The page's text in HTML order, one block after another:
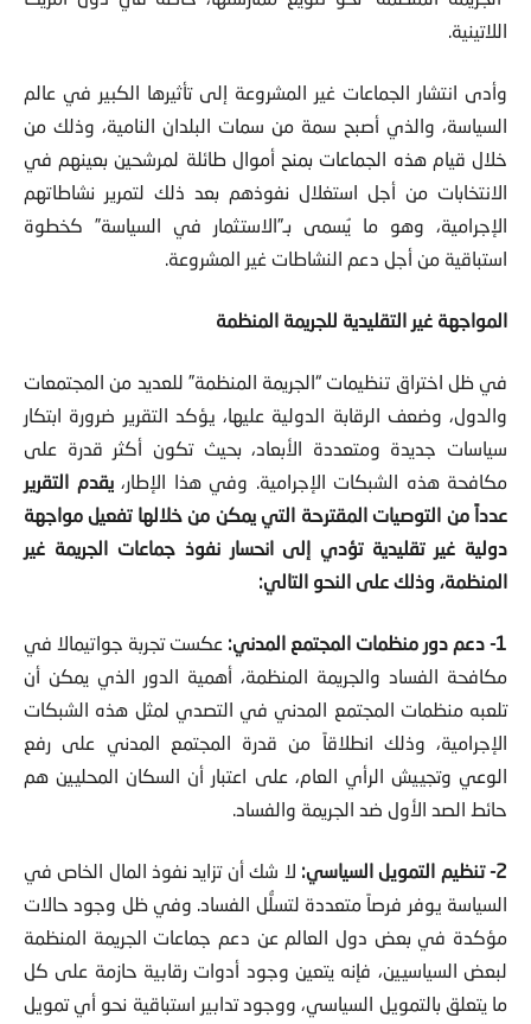
اللاتينية.
وأدى انتشار الجماعات غير المشروعة إلى تأثيرها الكبير في عالم
السياسة، والذي أصبح سمة من سمات البلدان النامية، وذلك من
خلال قيام هذه الجماعات بمنح أموال طائلة لمرشحين بعينهم في
الانتخابات من أجل استغلال نفوذهم بعد ذلك لتمرير نشاطاتهم
الإجرامية، وهو ما يُسمى بـ”الاستثمار في السياسة” كخطوة
استباقية من أجل دعم النشاطات غير المشروعة.
المواجهة غير التقليدية للجريمة المنظمة
في ظل اختراق تنظيمات “الجريمة المنظمة” للعديد من المجتمعات
والدول، وضعف الرقابة الدولية عليها، يؤكد التقرير ضرورة ابتكار
سياسات جديدة ومتعددة الأبعاد، بحيث تكون أكثر قدرة على
مكافحة هذه الشبكات الإجرامية. وفي هذا الإطار،يقدم التقرير
عدداً من التوصيات المقترحة التي يمكن من خلالها تفعيل مواجهة
دولية غير تقليدية تؤدي إلى انحسار نفوذ جماعات الجريمة غير
المنظمة، وذلك على النحو التالي:
1- دعم دور منظمات المجتمع المدني:
عكست تجربة جواتيمالا في
مكافحة الفساد والجريمة المنظمة، أهمية الدور الذي يمكن أن
تلعبه منظمات المجتمع المدني في التصدي لمثل هذه الشبكات
الإجرامية، وذلك انطلاقاً من قدرة المجتمع المدني على رفع
الوعي وتجييش الرأي العام، على اعتبار أن السكان المحليين هم
حائط الصد الأول ضد الجريمة والفساد.
2- تنظيم التمويل السياسي:
لا شك أن تزايد نفوذ المال الخاص في
السياسة يوفر فرصاً متعددة لتسلُّل الفساد. وفي ظل وجود حالات
مؤكدة في بعض دول العالم عن دعم جماعات الجريمة المنظمة
لبعض السياسيين، فإنه يتعين وجود أدوات رقابية حازمة على كل
ما يتعلق بالتمويل السياسي، ووجود تدابير استباقية نحو أي تمويل